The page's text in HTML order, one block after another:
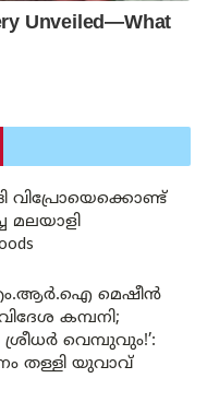
വിപ്രോയെക്കൊണ്ട്
മലയാളി
എം.ആർ.ഐ മെഷീൻ
കമ്പനി;
വെമ്പുവും!’:
തള്ളി യുവാവ്